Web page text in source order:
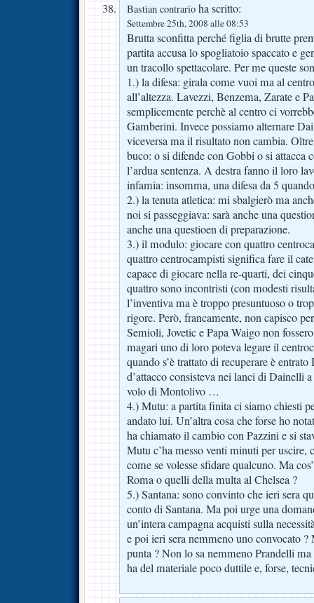
Bastian contrario ha scritto:
Settembre 25th, 2008 alle 08:53
Brutta sconfitta perché figlia di brutte
partita accusa lo spogliatoio spaccato e
un tracollo spettacolare. Per me queste
1.) la difesa: girala come vuoi ma al
all’altezza. Lavezzi, Benzema, Zarate e
semplicemente perchè al centro ci
Gamberini. Invece possiamo alternare
viceversa ma il risultato non cambia.
buco: o si difende con Gobbi o si attacca
l’ardua sentenza. A destra fanno il loro
infamia: insomma, una difesa da 5
2.) la tenuta atletica: mi sbalgierò ma
noi si passeggiava: sarà anche una
anche una questioen di preparazione.
3.) il modulo: giocare con quattro
quattro centrocampisti significa fare il
capace di giocare nella re-quarti, dei
quattro sono incontristi (con modesti
l’inventiva ma è troppo presuntuoso o
rigore. Però, francamente, non capisco
Semioli, Jovetic e Papa Waigo non
magari uno di loro poteva legare il
quando s’è trattato di recuperare è
d’attacco consisteva nei lanci di Dainelli
volo di Montolivo …
4.) Mutu: a partita finita ci siamo chiesti
andato lui. Un’altra cosa che forse ho
ha chiamato il cambio con Pazzini e si
Mutu c’ha messo venti minuti per
come se volesse sfidare qualcuno. Ma
Roma o quelli della multa al Chelsea ?
5.) Santana: sono convinto che ieri sera
conto di Santana. Ma poi urge una
un’intera campagna acquisti sulla
e poi ieri sera nemmeno uno convocato
punta ? Non lo sa nemmeno Prandelli
ha del materiale poco duttile e, forse,